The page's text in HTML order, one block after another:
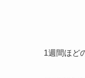
1週間ほど